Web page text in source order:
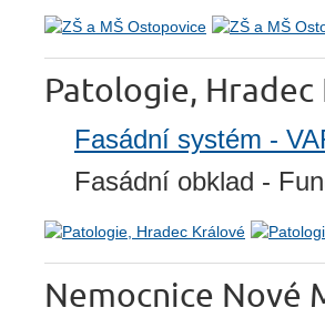
Patologie, Hradec
Fasádní systém -
Fasádní obklad -
Nemocnice Nové